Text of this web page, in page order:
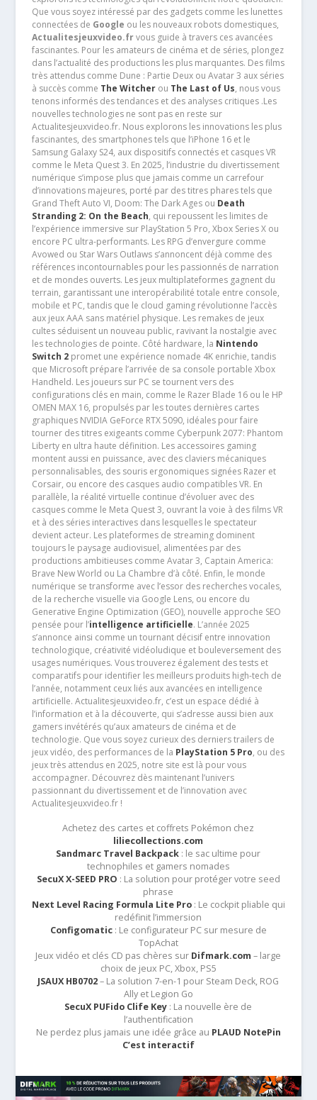
Que vous soyez intéressé par des gadgets comme les lunettes
connectées de Google ou les nouveaux robots domestiques,
Actualitesjeuxvideo.frvous guide à travers ces avancées
fascinantes. Pour les amateurs de cinéma et de séries, plongez
dans l’actualité des productions les plus marquantes. Des films
très attendus comme Dune : Partie Deux ou Avatar 3 aux séries
à succès comme The Witcherou The Last of Us, nous vous
tenons informés des tendances et des analyses critiques .Les
nouvelles technologies ne sont pas en reste sur
Actualitesjeuxvideo.fr. Nous explorons les innovations les plus
fascinantes, des smartphones tels que l’iPhone 16 et le
Samsung Galaxy S24, aux dispositifs connectés et casques VR
comme le Meta Quest 3. En 2025, l’industrie du divertissement
numérique s’impose plus que jamais comme un carrefour
d’innovations majeures, porté par des titres phares tels que
Grand Theft Auto VI, Doom: The Dark Ages ou Death
Stranding 2: On the Beach, qui repoussent les limites de
l’expérience immersive sur PlayStation 5 Pro, Xbox Series X ou
encore PC ultra-performants. Les RPG d’envergure comme
Avowed ou Star Wars Outlaws s’annoncent déjà comme des
références incontournables pour les passionnés de narration
et de mondes ouverts. Les jeux multiplateformes gagnent du
terrain, garantissant une interopérabilité totale entre console,
mobile et PC, tandis que le cloud gaming révolutionne l’accès
aux jeux AAA sans matériel physique. Les remakes de jeux
cultes séduisent un nouveau public, ravivant la nostalgie avec
les technologies de pointe. Côté hardware, la Nintendo
Switch 2promet une expérience nomade 4K enrichie, tandis
que Microsoft prépare l’arrivée de sa console portable Xbox
Handheld. Les joueurs sur PC se tournent vers des
configurations clés en main, comme le Razer Blade 16 ou le HP
OMEN MAX 16, propulsés par les toutes dernières cartes
graphiques NVIDIA GeForce RTX 5090, idéales pour faire
tourner des titres exigeants comme Cyberpunk 2077: Phantom
Liberty en ultra haute définition. Les accessoires gaming
montent aussi en puissance, avec des claviers mécaniques
personnalisables, des souris ergonomiques signées Razer et
Corsair, ou encore des casques audio compatibles VR. En
parallèle, la réalité virtuelle continue d’évoluer avec des
casques comme le Meta Quest 3, ouvrant la voie à des films VR
et à des séries interactives dans lesquelles le spectateur
devient acteur. Les plateformes de streaming dominent
toujours le paysage audiovisuel, alimentées par des
productions ambitieuses comme Avatar 3, Captain America:
Brave New World ou La Chambre d’à côté. Enfin, le monde
numérique se transforme avec l’essor des recherches vocales,
de la recherche visuelle via Google Lens, ou encore du
Generative Engine Optimization (GEO), nouvelle approche SEO
pensée pour l’intelligence artificielle. L’année 2025
s’annonce ainsi comme un tournant décisif entre innovation
technologique, créativité vidéoludique et bouleversement des
usages numériques. Vous trouverez également des tests et
comparatifs pour identifier les meilleurs produits high-tech de
l’année, notamment ceux liés aux avancées en intelligence
artificielle. Actualitesjeuxvideo.fr, c’est un espace dédié à
l’information et à la découverte, qui s’adresse aussi bien aux
gamers invétérés qu’aux amateurs de cinéma et de
technologie. Que vous soyez curieux des derniers trailers de
jeux vidéo, des performances de la PlayStation 5 Pro, ou des
jeux très attendus en 2025, notre site est là pour vous
accompagner. Découvrez dès maintenant l’univers
passionnant du divertissement et de l’innovation avec
Actualitesjeuxvideo.fr !
Achetez des cartes et coffrets Pokémon chez
liliecollections.com
Sandmarc Travel Backpack : le sac ultime pour
technophiles et gamers nomades
SecuX X-SEED PRO : La solution pour protéger votre seed
phrase
Next Level Racing Formula Lite Pro: Le cockpit pliable qui
redéfinit l’immersion
Configomatic: Le configurateur PC sur mesure de
TopAchat
Jeux vidéo et clés CD pas chères sur Difmark.com – large
choix de jeux PC, Xbox, PS5
JSAUX HB0702– La solution 7-en-1 pour Steam Deck, ROG
Ally et Legion Go
SecuX PUFido Clife Key : La nouvelle ère de
l’authentification
Ne perdez plus jamais une idée grâce au PLAUD NotePin
C’est interactif